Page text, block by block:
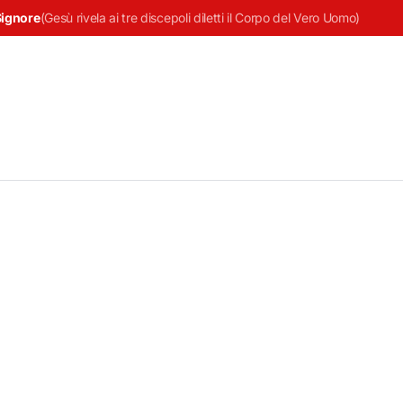
(Gesù rivela ai tre discepoli diletti il Corpo del Vero Uomo)